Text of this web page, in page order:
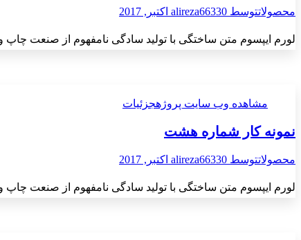
محصولاتتوسط alireza66330 اکتبر, 2017
لورم ایپسوم متن ساختگی با تولید سادگی نامفهوم از صنعت چاپ
مشاهده وب سایت پروژهجزئیات
نمونه کار شماره هشت
محصولاتتوسط alireza66330 اکتبر, 2017
لورم ایپسوم متن ساختگی با تولید سادگی نامفهوم از صنعت چاپ